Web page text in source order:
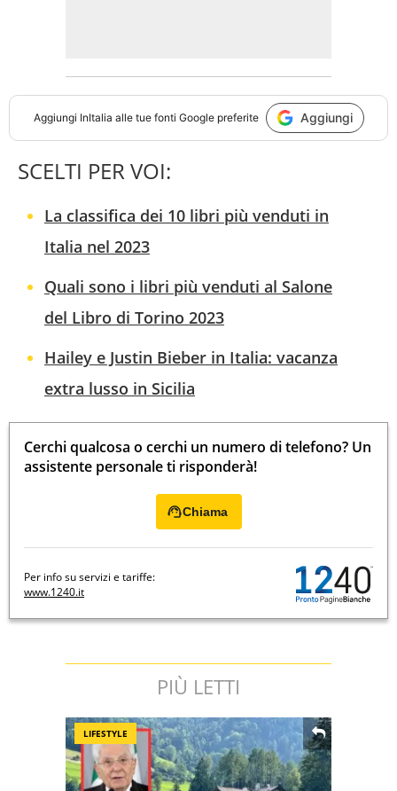
Aggiungi InItalia alle tue fonti Google preferite Aggiungi
SCELTI PER VOI:
La classifica dei 10 libri più venduti in
Italia nel 2023
Quali sono i libri più venduti al Salone
del Libro di Torino 2023
Hailey e Justin Bieber in Italia: vacanza
extra lusso in Sicilia
Cerchi qualcosa o cerchi un numero di telefono? Un
assistente personale ti risponderà!
Chiama
Per info su servizi e tariffe:
www.1240.it
PIÙ LETTI
LIFESTYLE